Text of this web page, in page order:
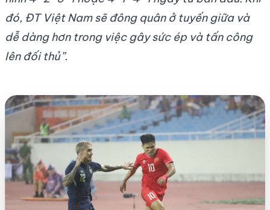
đó, ĐT Việt Nam sẽ đông quân ở tuyến giữa và
dễ dàng hơn trong việc gây sức ép và tấn công
lên đối thủ”.